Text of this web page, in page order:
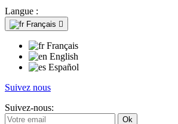
Langue :
Français 
Français
English
Español
Suivez nous
Suivez-nous: